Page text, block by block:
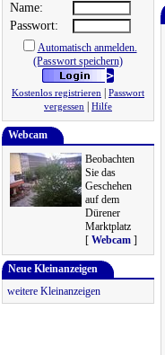
Name:
Passwort:
Automatisch anmelden.
(Passwort speichern)
Kostenlos registrieren
Passwort
vergessen
Hilfe
Webcam
Beobachten
Sie das
Geschehen
auf dem
Dürener
Marktplatz
[ Webcam ]
Neue Kleinanzeigen
weitere Kleinanzeigen